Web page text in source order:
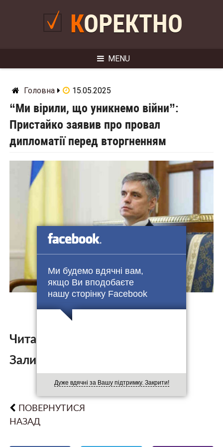
Ми будемо вдячні вам,
якщо Ви вподобаєте
нашу сторінку Facebook
Дуже вдячні за Вашу підтримку. Закрити!
КОРЕКТНО
MENU
Головна 15.05.2025
“Ми вірили, що уникнемо війни”:
Пристайко заявив про провал
дипломатії перед вторгненням
Читайте також:
Залишити коментар:
ПОВЕРНУТИСЯ
НАЗАД